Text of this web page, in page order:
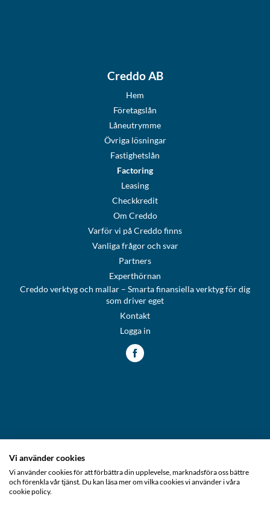
Creddo AB
Hem
Företagslån
Låneutrymme
Övriga lösningar
Fastighetslån
Factoring
Leasing
Checkkredit
Om Creddo
Varför vi på Creddo finns
Vanliga frågor och svar
Partners
Experthörnan
Creddo verktyg och mallar – Smarta finansiella verktyg för dig
som driver eget
Kontakt
Logga in
Creddo Sverige
Vi använder cookies
Vi använder cookies för att förbättra din upplevelse, marknadsföra oss bättre
och förenkla vår tjänst. Du kan läsa mer om vilka cookies vi använder i våra
cookie policy.